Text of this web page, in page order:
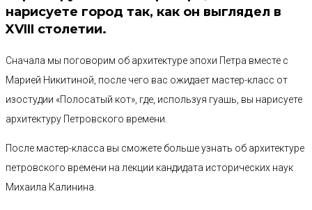
нарисуете город так, как он выглядел в
XVIII столетии.
Сначала мы поговорим об архитектуре эпохи Петра вместе с
Марией Никитиной, после чего вас ожидает мастер-класс от
изостудии «Полосатый кот», где, используя гуашь, вы нарисуете
архитектуру Петровского времени.
После мастер-класса вы сможете больше узнать об архитектуре
петровского времени на лекции кандидата исторических наук
Михаила Калинина.